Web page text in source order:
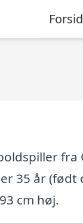
fra
35 år (født
cm høj.